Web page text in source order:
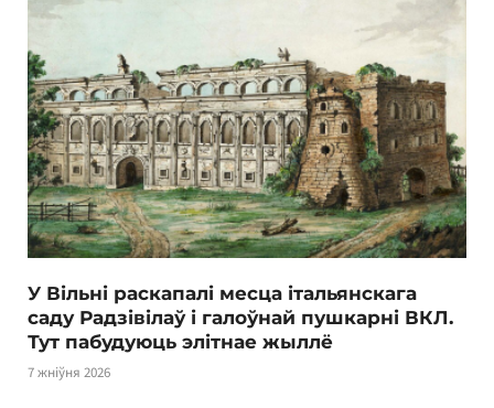
У Вільні раскапалі месца італьянскага
саду Радзівілаў і галоўнай пушкарні ВКЛ.
Тут пабудуюць элітнае жыллё
7 жніўня 2026